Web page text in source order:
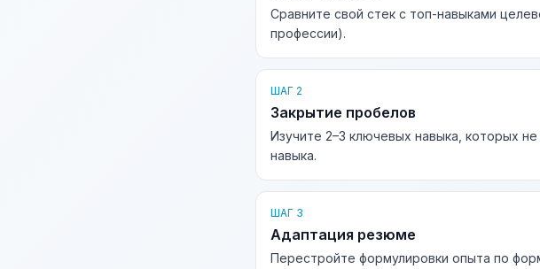
Сравните свой стек с топ-навыками
профессии).
ШАГ 2
Закрытие пробелов
Изучите 2–3 ключевых навыка, которых
навыка.
ШАГ 3
Адаптация резюме
Перестройте формулировки опыта по